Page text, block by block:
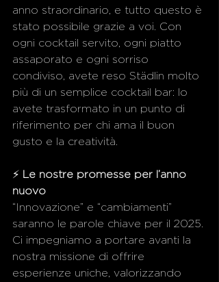
anno straordinario, e tutto questo è
stato possibile grazie a voi. Con
ogni cocktail servito, ogni piatto
assaporato e ogni sorriso
condiviso, avete reso Städlin molto
più di un semplice cocktail bar: lo
avete trasformato in un punto di
riferimento per chi ama il buon
gusto e la creatività.
⚡ Le nostre promesse per l’anno
nuovo
“Innovazione” e “cambiamenti”
saranno le parole chiave per il 2025.
Ci impegniamo a portare avanti la
nostra missione di offrire
esperienze uniche, valorizzando